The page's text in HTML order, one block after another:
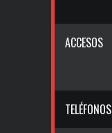
ACCESOS
TELÉFONOS